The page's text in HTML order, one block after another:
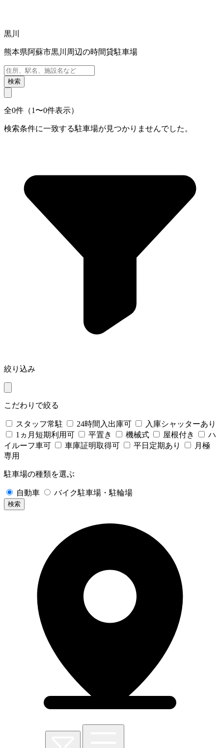
黒川
熊本県阿蘇市黒川周辺の時間貸駐車場
検索
全0件（1〜0件表示）
検索条件に一致する駐車場が見つかりませんでした。
絞り込み
こだわりで絞る
スタッフ常駐 24時間入出庫可
入庫シャッターあり
1ヵ月短期利用可
平置き 機械式 屋根付き
ハ
イルーフ車可
車庫証明取得可 平日定期あり
月極
専用
駐車場の種類を選ぶ
自動車 バイク駐車場・駐輪場
検索